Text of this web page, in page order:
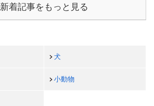
新着記事をもっと見る
犬
小動物